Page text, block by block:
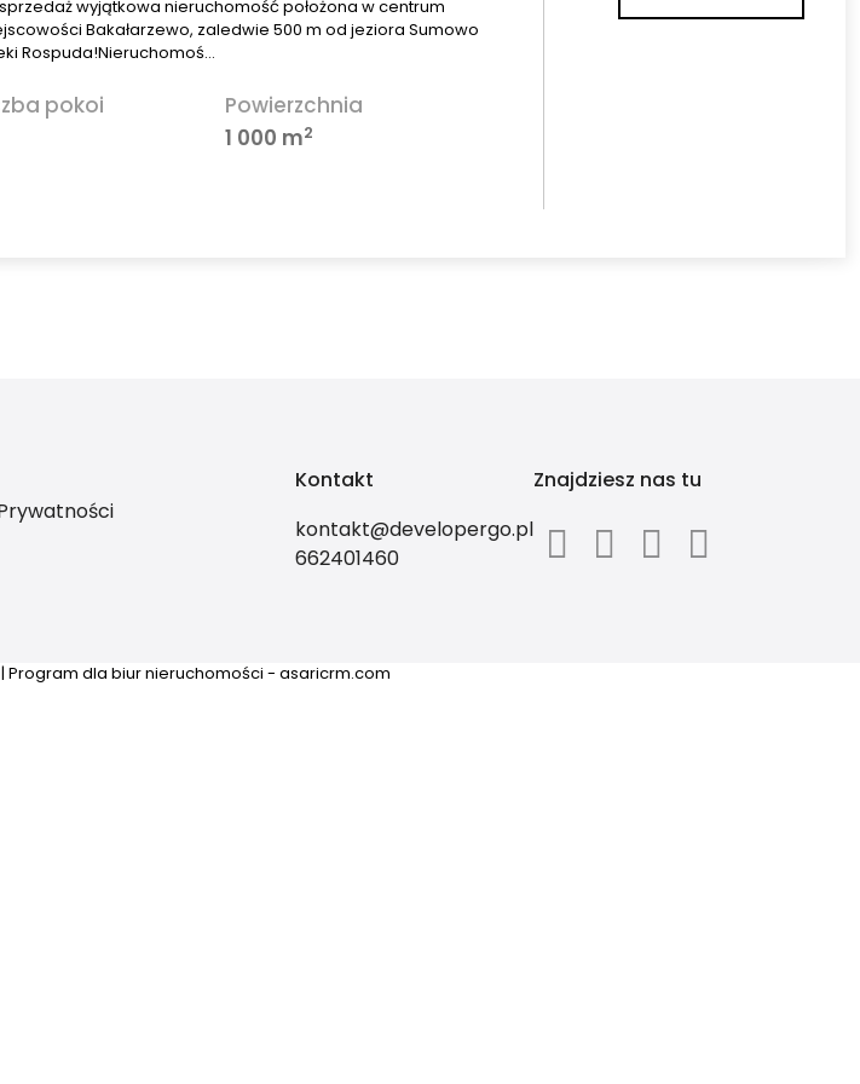
wyjątkowa nieruchomość położona w centrum
Bakałarzewo, zaledwie 500 m od jeziora Sumowo
Rospuda!Nieruchomoś…
pokoi
Powierzchnia
1 000 m2
Kontakt
kontakt@developergo.pl
662401460
Znajdziesz nas tu
Program dla biur nieruchomości - asaricrm.com